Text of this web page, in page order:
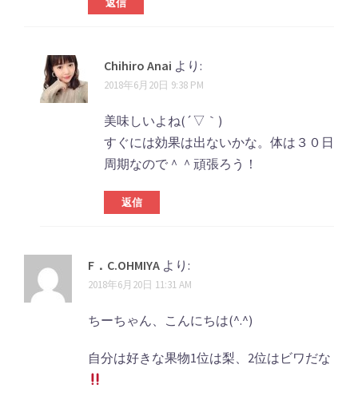
ン
返信
Chihiro Anai より:
2018年6月20日 9:38 PM
美味しいよね(´▽｀)
すぐには効果は出ないかな。体は３０日
周期なので＾＾頑張ろう！
返信
F．C.OHMIYA より:
2018年6月20日 11:31 AM
ちーちゃん、こんにちは(^.^)
自分は好きな果物1位は梨、2位はビワだな